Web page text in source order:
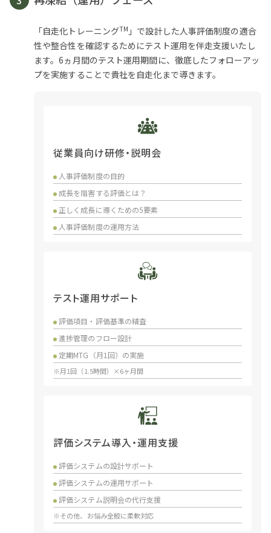
「自走化トレーニングTM 」で設計した人事評価制度の適合
性や整合性を確認するためにテスト運用を伴走支援いたし
ます。6ヵ月間のテスト運用期間に、徹底したフォローアッ
プを実施することで貴社を自走化まで導きます。
従業員向け研修・説明会
人事評価制度の目的
成長を阻害する評価とは？
正しく成長に導くための5要素
人事評価制度の運用方法
テスト運用サポート
評価項目・評価基準の精査
進捗管理のフロー設計
定期MTG（月1回）の実施
※月1回（1.5時間）×6ヶ月間
評価システム導入・運用支援
評価システムの設計サポート
評価システムの運用サポート
評価システム説明会の代行支援
※その他、お悩み全般に柔軟対応